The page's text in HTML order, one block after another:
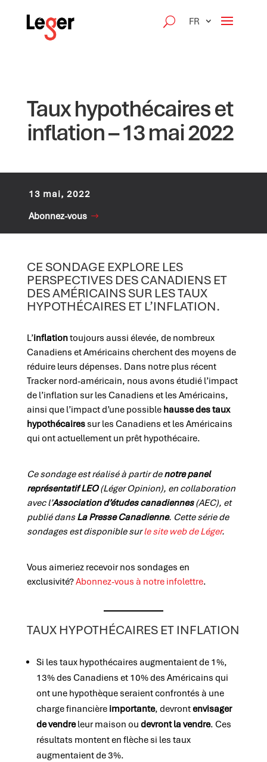
FR
Taux hypothécaires et
inflation – 13 mai 2022
13 mai, 2022
Abonnez-vous
CE SONDAGE EXPLORE LES
PERSPECTIVES DES CANADIENS ET
DES AMÉRICAINS SUR LES TAUX
HYPOTHÉCAIRES ET L’INFLATION.
L’inflationtoujours aussi élevée, de nombreux
Canadiens et Américains cherchent des moyens de
réduire leurs dépenses. Dans notre plus récent
Tracker nord-américain, nous avons étudié l’impact
de l’inflation sur les Canadiens et les Américains,
ainsi que l’impact d’une possible hausse des taux
hypothécairessur les Canadiens et les Américains
qui ont actuellement un prêt hypothécaire.
Ce sondage est réalisé à partir denotre panel
représentatif LEO(Léger Opinion), en collaboration
avec l’Association d’études canadiennes(AEC), et
publié dansLa Presse Canadienne. Cette série de
sondages est disponible surle site web de Léger.
Vous aimeriez recevoir nos sondages en
exclusivité?Abonnez-vous à notre infolettre.
TAUX HYPOTHÉCAIRES ET INFLATION
Si les taux hypothécaires augmentaient de 1%,
13% des Canadiens et 10% des Américains qui
ont une hypothèque seraient confrontés à une
charge financière importante, devrontenvisager
de vendreleur maison ou devront la vendre. Ces
résultats montent en flèche si les taux
augmentaient de 3%.